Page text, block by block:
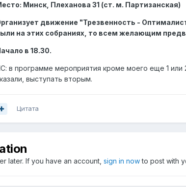
Минск, Плеханова 31 (ст. м. Партизанская)
движение "Трезвенность -
на этих собраниях, то всем желающим
в 18.30.
в программе мероприятия кроме моего еще 1 или
выступать вторым.
Цитата
later. If you have an account, sign in nowto post with